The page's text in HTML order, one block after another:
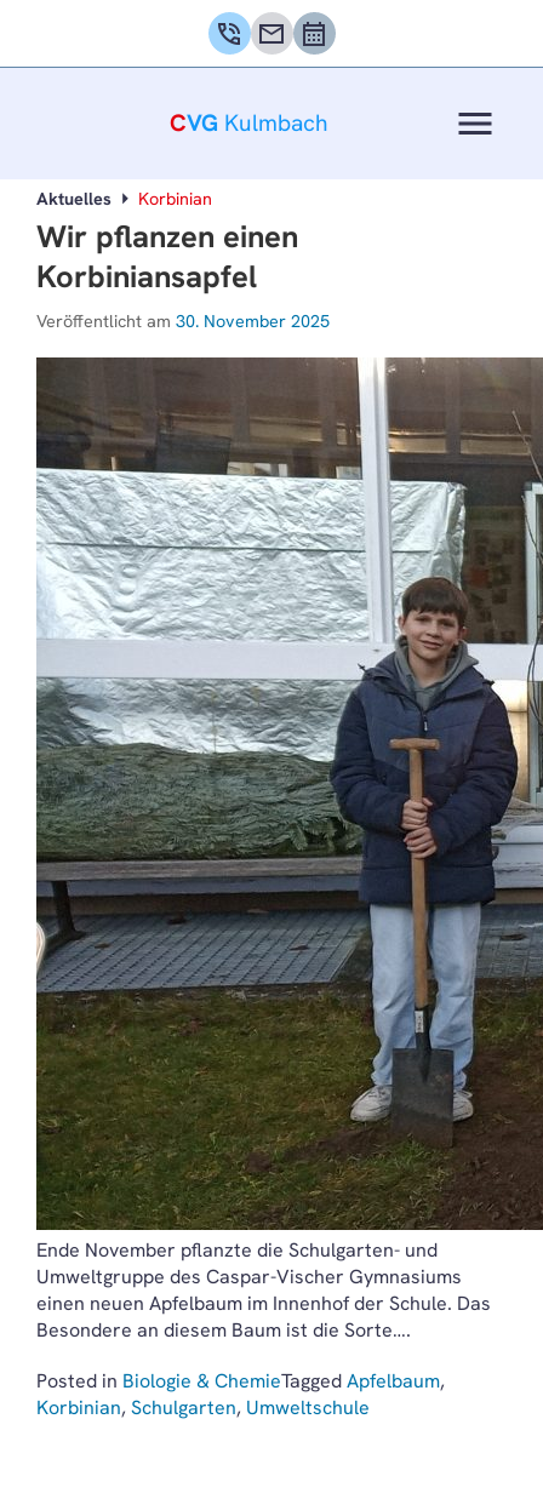
phone_in_talk mail calendar_month
CVG Kulmbach menu
Aktuelles Korbinian
Wir pflanzen einen
Korbiniansapfel
Veröffentlicht am 30. November 2025
Ende November pflanzte die Schulgarten- und
Umweltgruppe des Caspar-Vischer Gymnasiums
einen neuen Apfelbaum im Innenhof der Schule. Das
Besondere an diesem Baum ist die Sorte….
Posted in Biologie & ChemieTaggedApfelbaum,
Korbinian, Schulgarten, Umweltschule